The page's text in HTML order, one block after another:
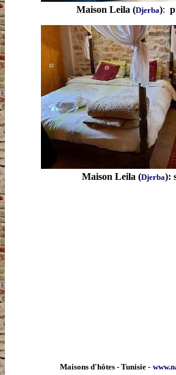
Maison Leila (Djerba):
Maison Leila (Djerba):
Maisons d'hôtes - Tunisie -